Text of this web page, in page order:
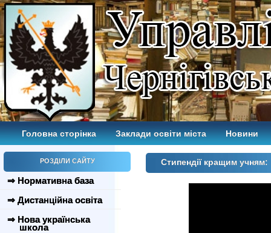
Головна сторінка Заклади освіти міста Новини
РОЗДІЛИ САЙТУ
⇒ Нормативна база
⇒ Дистанційна освіта
⇒ Нова українська
школа
Стипендії кращим учням: